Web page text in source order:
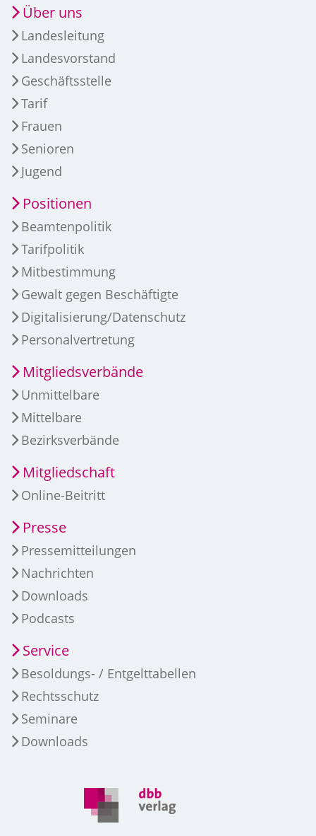
Über uns
Landesleitung
Landesvorstand
Geschäftsstelle
Tarif
Frauen
Senioren
Jugend
Positionen
Beamtenpolitik
Tarifpolitik
Mitbestimmung
Gewalt gegen Beschäftigte
Digitalisierung/Datenschutz
Personalvertretung
Mitgliedsverbände
Unmittelbare
Mittelbare
Bezirksverbände
Mitgliedschaft
Online-Beitritt
Presse
Pressemitteilungen
Nachrichten
Downloads
Podcasts
Service
Besoldungs- / Entgelttabellen
Rechtsschutz
Seminare
Downloads